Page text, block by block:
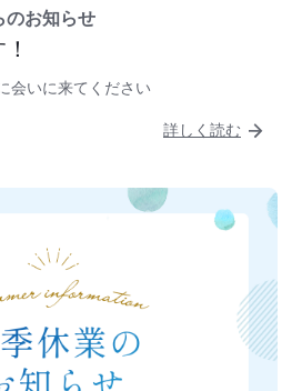
のお知らせ
会いに来てください
詳しく読む